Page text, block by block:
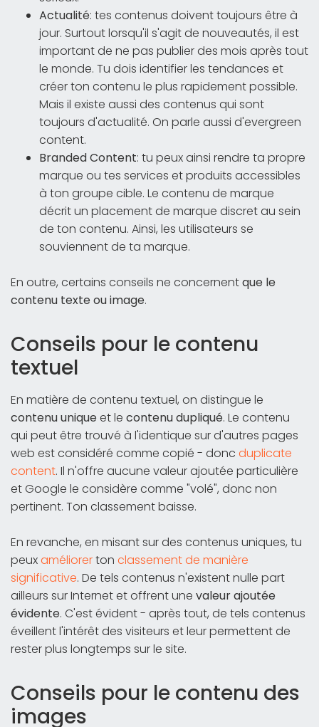
Actualité: tes contenus doivent toujours être à
jour. Surtout lorsqu'il s'agit de nouveautés, il est
important de ne pas publier des mois après tout
le monde. Tu dois identifier les tendances et
créer ton contenu le plus rapidement possible.
Mais il existe aussi des contenus qui sont
toujours d'actualité. On parle aussi d'evergreen
content.
Branded Content: tu peux ainsi rendre ta propre
marque ou tes services et produits accessibles
à ton groupe cible. Le contenu de marque
décrit un placement de marque discret au sein
de ton contenu. Ainsi, les utilisateurs se
souviennent de ta marque.
En outre, certains conseils ne concernentque le
contenu texte ou image.
Conseils pour le contenu
textuel
En matière de contenu textuel, on distingue le
contenu uniqueet le contenu dupliqué. Le contenu
qui peut être trouvé à l'identique sur d'autres pages
web est considéré comme copié - donc duplicate
content. Il n'offre aucune valeur ajoutée particulière
et Google le considère comme "volé", donc non
pertinent. Ton classement baisse.
En revanche, en misant sur des contenus uniques, tu
peuxaméliorerton classement de manière
significative. De tels contenus n'existent nulle part
ailleurs sur Internet et offrent une valeur ajoutée
évidente. C'est évident - après tout, de tels contenus
éveillent l'intérêt des visiteurs et leur permettent de
rester plus longtemps sur le site.
Conseils pour le contenu des
images